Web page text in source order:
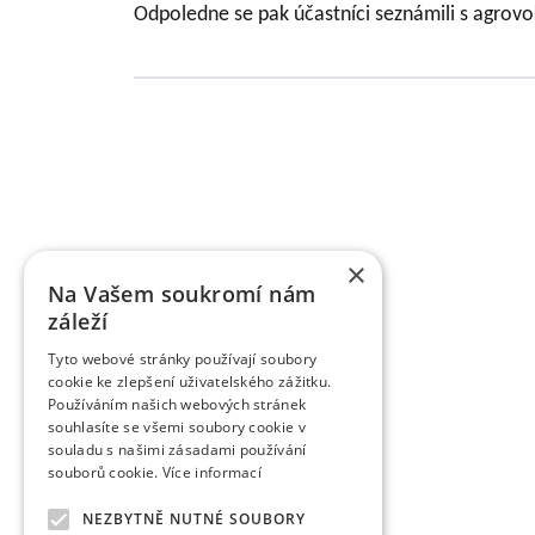
Odpoledne se pak účastníci seznámili s
of fruit growing and the breeding of fruit crops
research activity of the institute includes
territory of the Czech Republic as market
submitted to the Register of Results Information.
and applied results. Researchers and scientists
reviewed, as well as in other professional and
publishing Scientific Work on Fruit Growing for 60
works from the fruit growing industry. It is a
Abstracts/Horticultural Science Abstracts, Plant
×
Na Vašem soukromí nám
záleží
Tyto webové stránky používají soubory
cookie ke zlepšení uživatelského zážitku.
Používáním našich webových stránek
souhlasíte se všemi soubory cookie v
souladu s našimi zásadami používání
souborů cookie. Více informací
NEZBYTNĚ NUTNÉ SOUBORY